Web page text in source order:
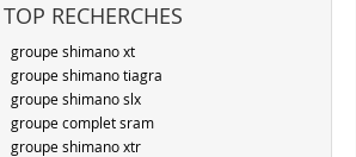
TOP RECHERCHES
groupe shimano xt
groupe shimano tiagra
groupe shimano slx
groupe complet sram
groupe shimano xtr